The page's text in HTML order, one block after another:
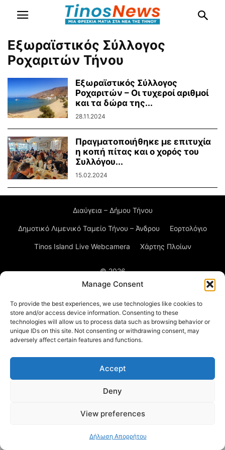
Manage Consent
To provide the best experiences, we use technologies like cookies to
store and/or access device information. Consenting to these
technologies will allow us to process data such as browsing behavior or
unique IDs on this site. Not consenting or withdrawing consent, may
adversely affect certain features and functions.
Accept
Deny
View preferences
Δήλωση Απορρήτου
Εξωραϊστικός Σύλλογος
Ροχαριτών Τήνου
Εξωραϊστικός Σύλλογος
Ροχαριτών – Οι τυχεροί αριθμοί
και τα δώρα της...
28.11.2024
Πραγματοποιήθηκε με επιτυχία
η κοπή πίτας και ο χορός του
Συλλόγου...
15.02.2024
Διαύγεια – Δήμου Τήνου
Δημοτικό Λιμενικό Ταμείο Τήνου – Άνδρου Εορτολόγιο
Tinos Island Live Webcamera Χάρτης Πλοίων
© 2026